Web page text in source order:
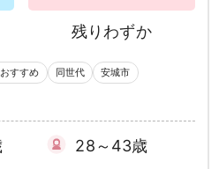
残りわずか
すすめ 同世代 安城市
28～43歳